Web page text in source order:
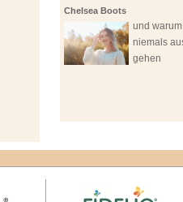
Chelsea Boots
und
niemals
gehen